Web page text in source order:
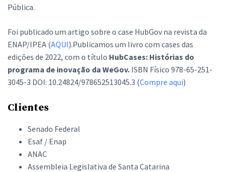
Pública.
Foi publicado um artigo sobre o case HubGov na revista da
ENAP/IPEA (AQUI).Publicamos um livro com cases das
edições de 2022, com o título HubCases: Histórias do
programa de inovação da WeGov. ISBN Físico 978-65-251-
3045-3 DOI: 10.24824/978652513045.3 (Compre aqui)
Clientes
Senado Federal
Esaf / Enap
ANAC
Assembleia Legislativa de Santa Catarina